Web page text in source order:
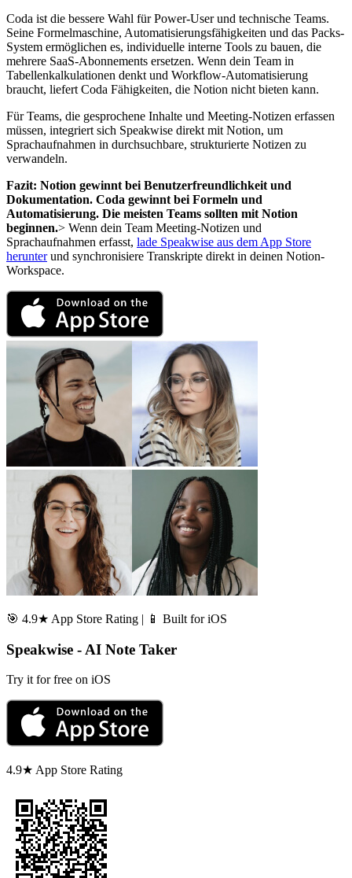
Coda ist die bessere Wahl für Power-User und technische Teams.
Seine Formelmaschine, Automatisierungsfähigkeiten und das Packs-
System ermöglichen es, individuelle interne Tools zu bauen, die
mehrere SaaS-Abonnements ersetzen. Wenn dein Team in
Tabellenkalkulationen denkt und Workflow-Automatisierung
braucht, liefert Coda Fähigkeiten, die Notion nicht bieten kann.
Für Teams, die gesprochene Inhalte und Meeting-Notizen erfassen
müssen, integriert sich Speakwise direkt mit Notion, um
Sprachaufnahmen in durchsuchbare, strukturierte Notizen zu
verwandeln.
Fazit: Notion gewinnt bei Benutzerfreundlichkeit und
Dokumentation. Coda gewinnt bei Formeln und
Automatisierung. Die meisten Teams sollten mit Notion
beginnen.> Wenn dein Team Meeting-Notizen und
Sprachaufnahmen erfasst, lade Speakwise aus dem App Store
herunterund synchronisiere Transkripte direkt in deinen Notion-
Workspace.
🎯 4.9★ App Store Rating | 📱 Built for iOS
Speakwise - AI Note Taker
Try it for free on iOS
4.9★ App Store Rating